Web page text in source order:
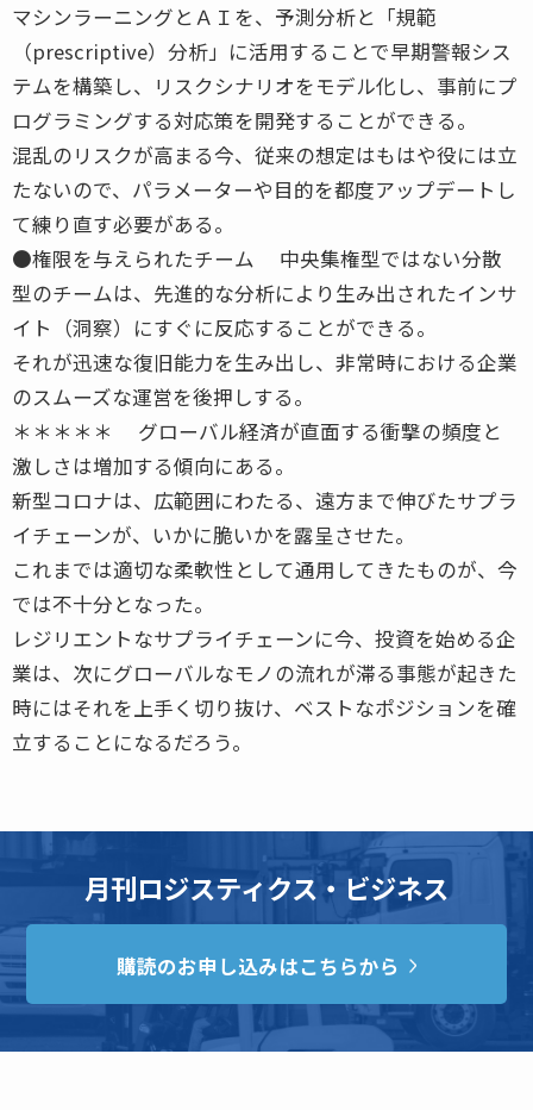
マシンラーニングとＡＩを、予測分析と「規範
（prescriptive）分析」に活用することで早期警報シス
テムを構築し、リスクシナリオをモデル化し、事前にプ
ログラミングする対応策を開発することができる。
混乱のリスクが高まる今、従来の想定はもはや役には立
たないので、パラメーターや目的を都度アップデートし
て練り直す必要がある。
●権限を与えられたチーム 中央集権型ではない分散
型のチームは、先進的な分析により生み出されたインサ
イト（洞察）にすぐに反応することができる。
それが迅速な復旧能力を生み出し、非常時における企業
のスムーズな運営を後押しする。
＊＊＊＊＊ グローバル経済が直面する衝撃の頻度と
激しさは増加する傾向にある。
新型コロナは、広範囲にわたる、遠方まで伸びたサプラ
イチェーンが、いかに脆いかを露呈させた。
これまでは適切な柔軟性として通用してきたものが、今
では不十分となった。
レジリエントなサプライチェーンに今、投資を始める企
業は、次にグローバルなモノの流れが滞る事態が起きた
時にはそれを上手く切り抜け、ベストなポジションを確
立することになるだろう。
月刊ロジスティクス・ビジネス
購読のお申し込みはこちらから